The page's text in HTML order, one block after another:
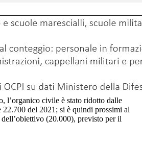
l’organico civile è stato ridotto dalle
del 2021; si è quindi prossimi al
(20.000), previsto per il